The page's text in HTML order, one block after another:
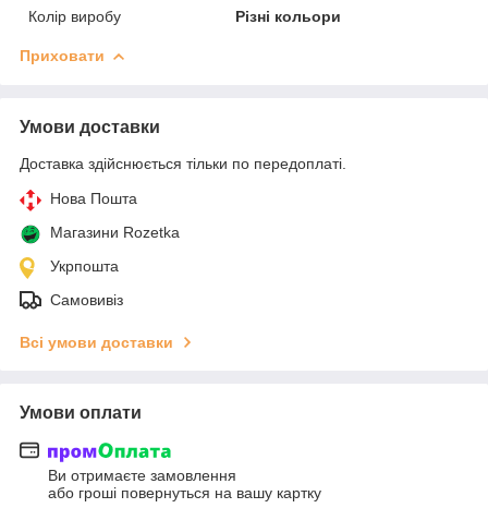
Колір виробу
Різні кольори
Приховати
Умови доставки
Доставка здійснюється тільки по передоплаті.
Нова Пошта
Магазини Rozetka
Укрпошта
Самовивіз
Всі умови доставки
Умови оплати
Ви отримаєте замовлення
або гроші повернуться на вашу картку